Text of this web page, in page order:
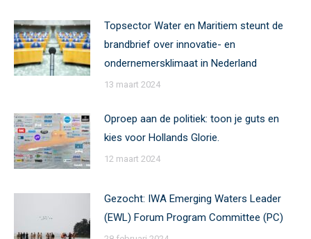
Topsector Water en Maritiem steunt de
brandbrief over innovatie- en
ondernemersklimaat in Nederland
13 maart 2024
Oproep aan de politiek: toon je guts en
kies voor Hollands Glorie.
12 maart 2024
Gezocht: IWA Emerging Waters Leader
(EWL) Forum Program Committee (PC)